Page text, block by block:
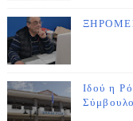
Ιδού η